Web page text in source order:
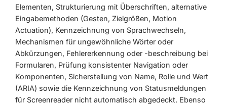
Elementen, Strukturierung mit Überschriften, alternative
Eingabemethoden (Gesten, Zielgrößen, Motion
Actuation), Kennzeichnung von Sprachwechseln,
Mechanismen für ungewöhnliche Wörter oder
Abkürzungen, Fehlererkennung oder -beschreibung bei
Formularen, Prüfung konsistenter Navigation oder
Komponenten, Sicherstellung von Name, Rolle und Wert
(ARIA) sowie die Kennzeichnung von Statusmeldungen
für Screenreader nicht automatisch abgedeckt. Ebenso